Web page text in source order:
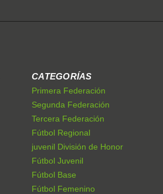
CATEGORÍAS
Primera Federación
Segunda Federación
Tercera Federación
Fútbol Regional
juvenil División de Honor
Fútbol Juvenil
Fútbol Base
Fútbol Femenino